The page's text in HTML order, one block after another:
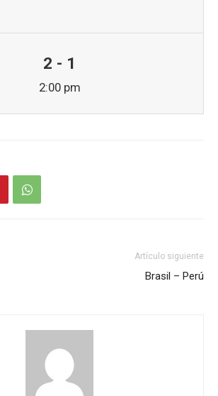
2 - 1
2:00 pm
Artículo siguiente
Brasil – Perú